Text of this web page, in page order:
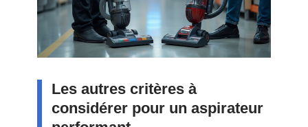
Les autres critères à
considérer pour un aspirateur